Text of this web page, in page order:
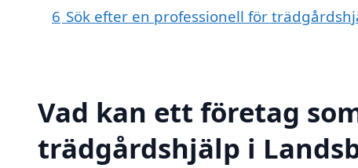
6 Sök efter en professionell för
Vad kan ett företag
trädgårdshjälp i